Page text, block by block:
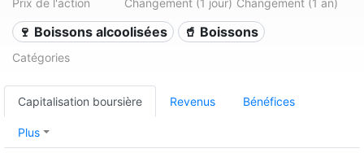
Prix de l'action Changement (1 jour) Changement (1 an)
🍷 Boissons alcoolisées 🥤 Boissons
Catégories
Capitalisation boursière Revenus Bénéfices
Plus